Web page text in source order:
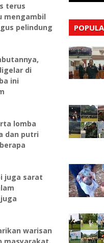
terus
mengambil
pelindung
di
ini
lomba
dan putri
juga sarat
warisan
masyarakat.